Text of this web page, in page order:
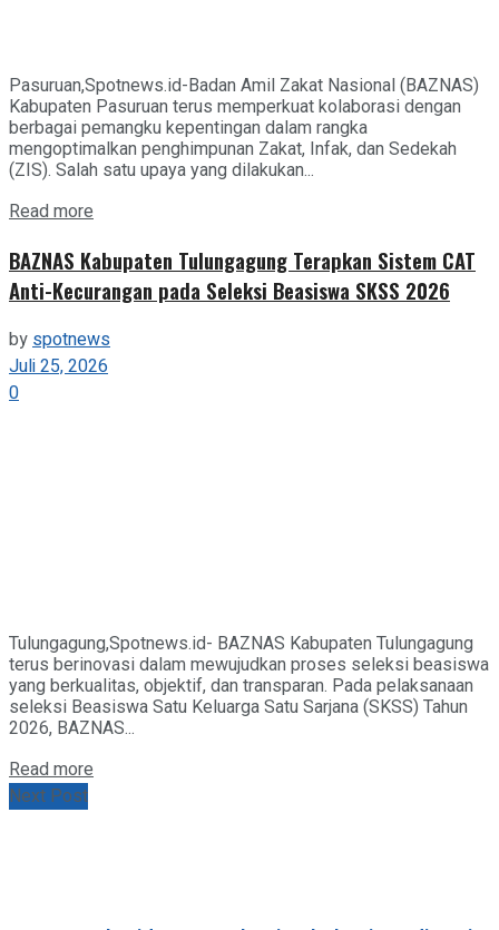
Pasuruan,Spotnews.id-Badan Amil Zakat Nasional (BAZNAS)
Kabupaten Pasuruan terus memperkuat kolaborasi dengan
berbagai pemangku kepentingan dalam rangka
mengoptimalkan penghimpunan Zakat, Infak, dan Sedekah
(ZIS). Salah satu upaya yang dilakukan...
Read more
BAZNAS Kabupaten Tulungagung Terapkan Sistem CAT
Anti-Kecurangan pada Seleksi Beasiswa SKSS 2026
byspotnews
Juli 25, 2026
0
Tulungagung,Spotnews.id- BAZNAS Kabupaten Tulungagung
terus berinovasi dalam mewujudkan proses seleksi beasiswa
yang berkualitas, objektif, dan transparan. Pada pelaksanaan
seleksi Beasiswa Satu Keluarga Satu Sarjana (SKSS) Tahun
2026, BAZNAS...
Read more
Next Post